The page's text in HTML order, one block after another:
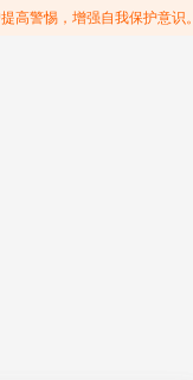
高警惕，增强自我保护意识。